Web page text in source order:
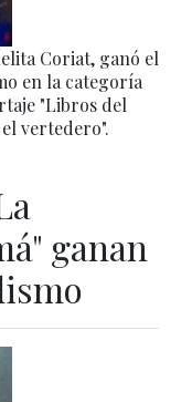
Coriat, ganó el
en la categoría
"Libros del
vertedero".
ganan